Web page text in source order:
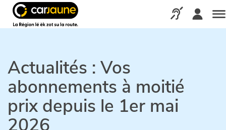
jaune
Appelez-nous
Actualités : Vos
abonnements à moitié
prix depuis le 1er mai
2026